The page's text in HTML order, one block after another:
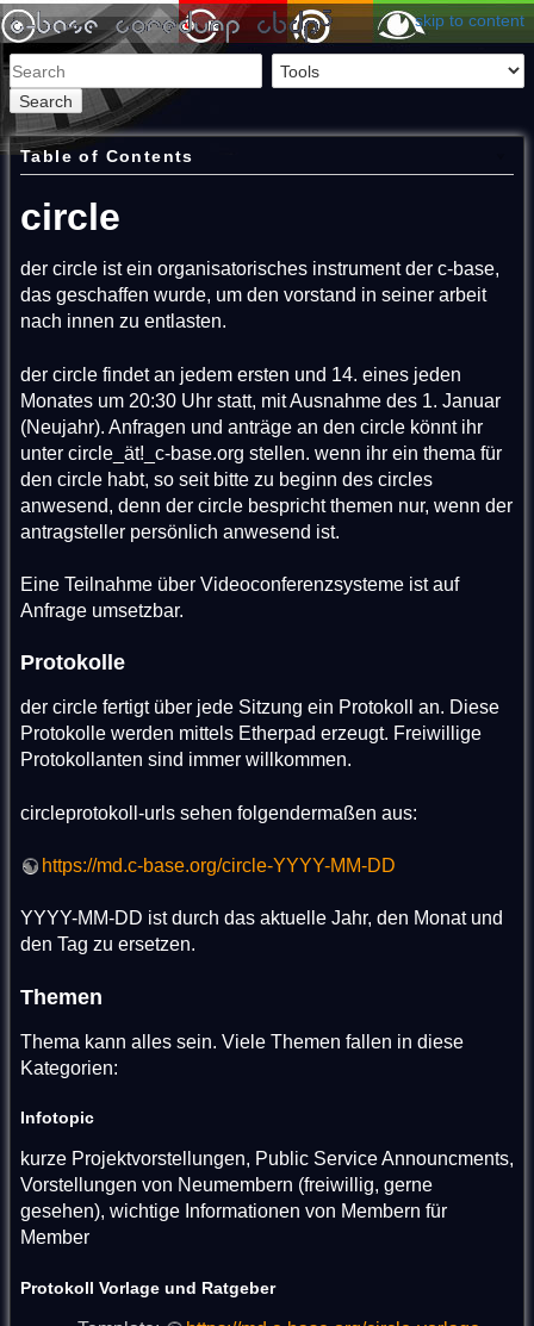
skip to content
Search
Table of Contents
circle
der circle ist ein organisatorisches instrument der c-base,
das geschaffen wurde, um den vorstand in seiner arbeit
nach innen zu entlasten.
der circle findet an jedem ersten und 14. eines jeden
Monates um 20:30 Uhr statt, mit Ausnahme des 1. Januar
(Neujahr). Anfragen und anträge an den circle könnt ihr
unter circle_ät!_c-base.org stellen. wenn ihr ein thema für
den circle habt, so seit bitte zu beginn des circles
anwesend, denn der circle bespricht themen nur, wenn der
antragsteller persönlich anwesend ist.
Eine Teilnahme über Videoconferenzsysteme ist auf
Anfrage umsetzbar.
Protokolle
der circle fertigt über jede Sitzung ein Protokoll an. Diese
Protokolle werden mittels Etherpad erzeugt. Freiwillige
Protokollanten sind immer willkommen.
circleprotokoll-urls sehen folgendermaßen aus:
https://md.c-base.org/circle-YYYY-MM-DD
YYYY-MM-DD ist durch das aktuelle Jahr, den Monat und
den Tag zu ersetzen.
Themen
Thema kann alles sein. Viele Themen fallen in diese
Kategorien:
Infotopic
kurze Projektvorstellungen, Public Service Announcments,
Vorstellungen von Neumembern (freiwillig, gerne
gesehen), wichtige Informationen von Membern für
Member
Protokoll Vorlage und Ratgeber